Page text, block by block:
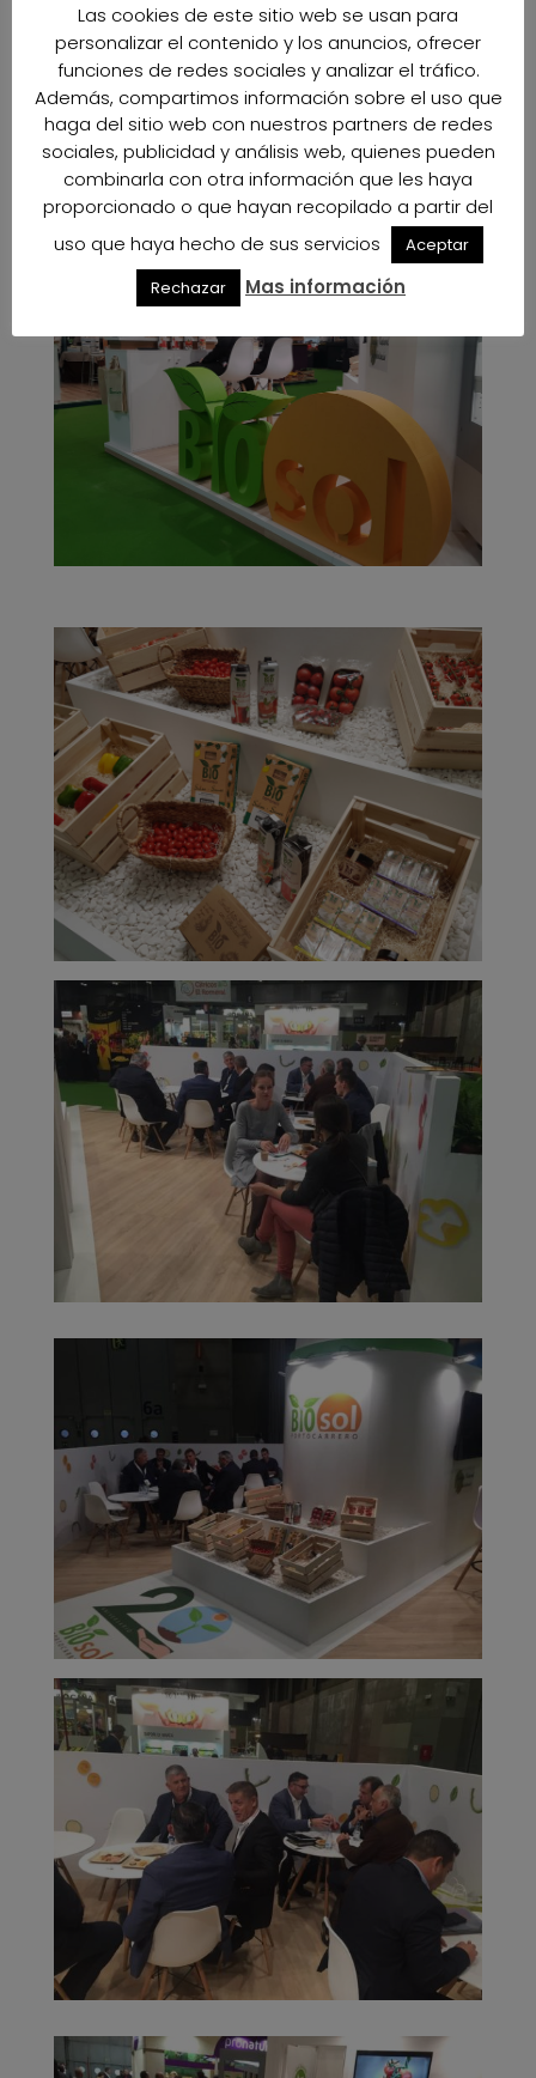
Las cookies de este sitio web se usan para
personalizar el contenido y los anuncios, ofrecer
funciones de redes sociales y analizar el tráfico.
Además, compartimos información sobre el uso que
haga del sitio web con nuestros partners de redes
sociales, publicidad y análisis web, quienes pueden
combinarla con otra información que les haya
proporcionado o que hayan recopilado a partir del
uso que haya hecho de sus servicios
Aceptar
Rechazar
Mas información